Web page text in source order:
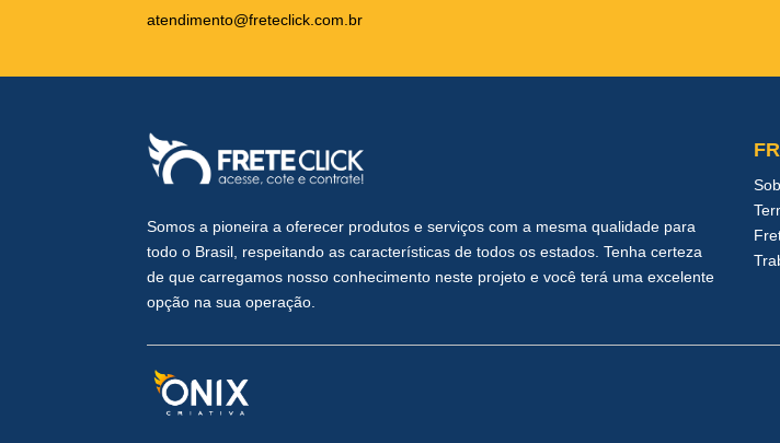
atendimento@freteclick.com.br
Somos a pioneira a oferecer produtos e serviços com a mesma qualidade para
todo o Brasil, respeitando as características de todos os estados. Tenha certeza
de que carregamos nosso conhecimento neste projeto e você terá uma excelente
opção na sua operação.